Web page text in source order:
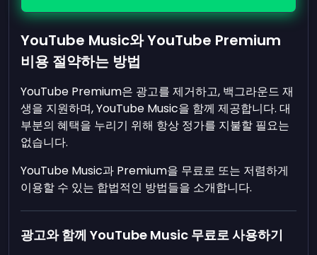
YouTube Music와 YouTube Premium
비용 절약하는 방법
YouTube Premium은 광고를 제거하고, 백그라운드 재
생을 지원하며, YouTube Music을 함께 제공합니다. 대
부분의 혜택을 누리기 위해 항상 정가를 지불할 필요는
없습니다.
YouTube Music과 Premium을 무료로 또는 저렴하게
이용할 수 있는 합법적인 방법들을 소개합니다.
광고와 함께 YouTube Music 무료로 사용하기